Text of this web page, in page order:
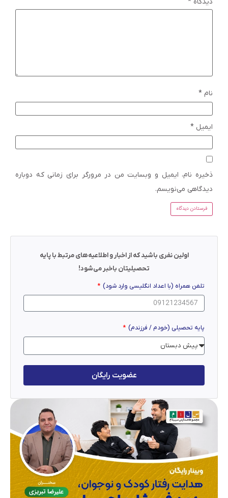
نام *
ایمیل *
ذخیره نام، ایمیل و وبسایت من در مرورگر برای زمانی که دوباره
دیدگاهی می‌نویسم.
اولین نفری باشید که از اخبار و اطلاعیه‌های مرتبط با پایه
تحصیلیتان باخبر می‌شود!
تلفن همراه (با اعداد انگلیسی وارد شود)
پایه تحصیلی (خودم / فرزندم)
عضویت رایگان